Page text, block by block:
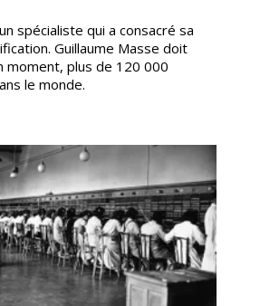
spécialiste qui a consacré sa
Guillaume Masse doit
moment, plus de 120 000
le monde.